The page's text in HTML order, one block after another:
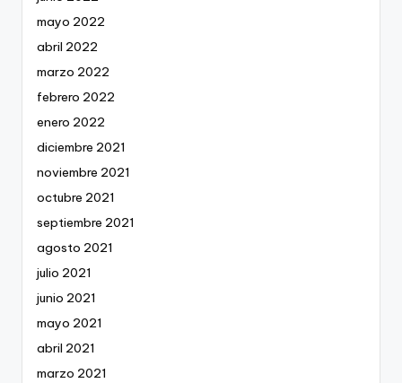
mayo 2022
abril 2022
marzo 2022
febrero 2022
enero 2022
diciembre 2021
noviembre 2021
octubre 2021
septiembre 2021
agosto 2021
julio 2021
junio 2021
mayo 2021
abril 2021
marzo 2021